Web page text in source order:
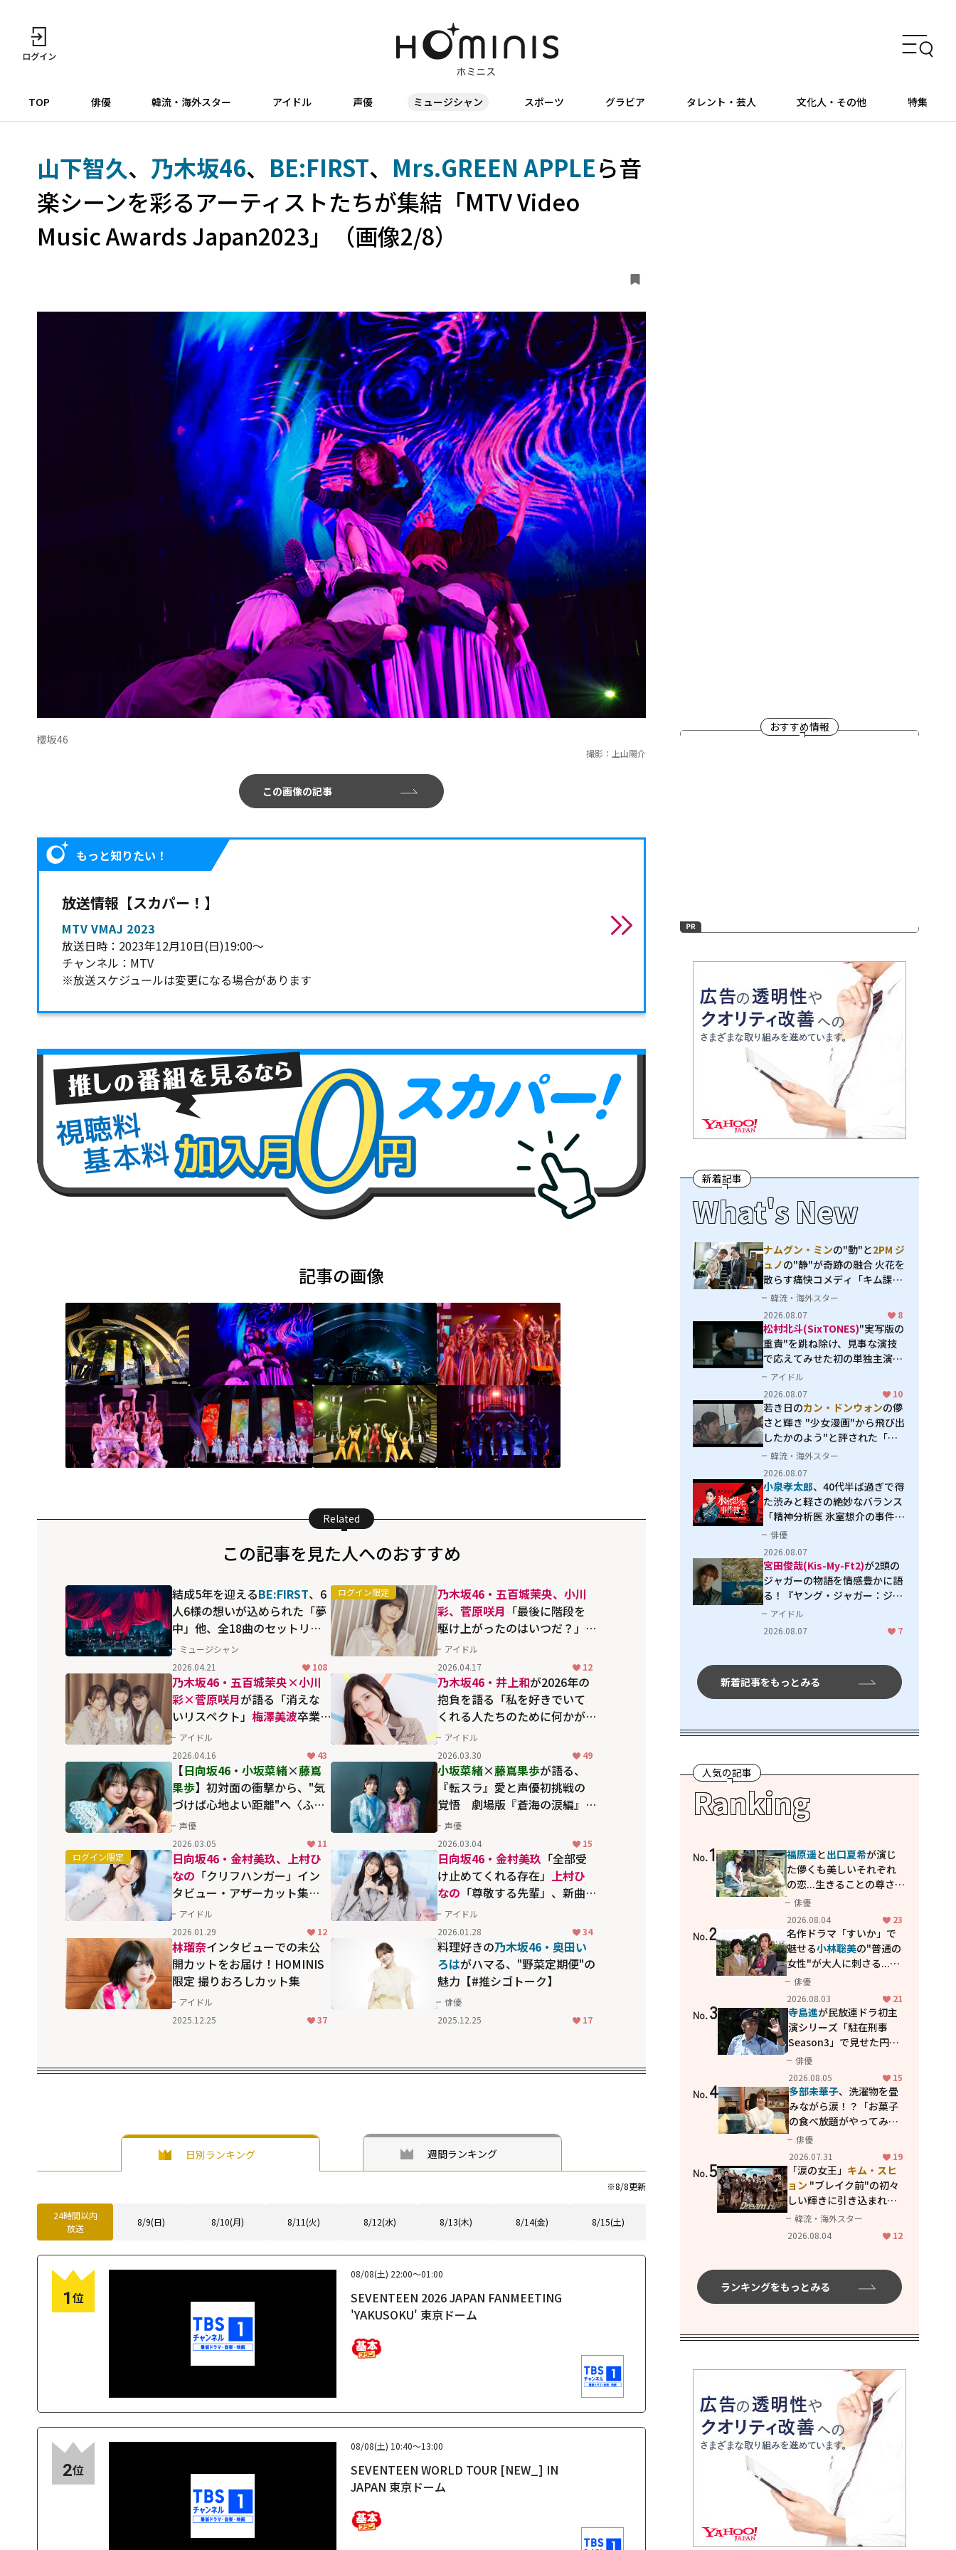
TOP 俳優 韓流・海外スター アイドル 声優 ミュージシャン スポーツ グラビア タレント・芸人 文化人・その他 特集
山下智久、 乃木坂46、 BE:FIRST、 Mrs.GREEN APPLEら音
楽シーンを彩るアーティストたちが集結「MTV Video
Music Awards Japan2023」（画像2/8）
櫻坂46
撮影：上山陽介
この画像の記事
もっと知りたい！
放送情報【スカパー！】
MTV VMAJ 2023
放送日時：2023年12月10日(日)19:00～
チャンネル：MTV
※放送スケジュールは変更になる場合があります
記事の画像
Related
この記事を見た人へのおすすめ
結成5年を迎えるBE:FIRST、6
人6様の想いが込められた「夢
中」他、全18曲のセットリス
トに魅了される伝統の「MTV
Unplugged」
ミュージシャン
2026.04.21
108
乃木坂46・五百城茉央、小川
彩、菅原咲月 「最後に階段を
駆け上がったのはいつだ？」
インタビュー・アザーカット
集【HOMINIS限定】
アイドル
2026.04.17
12
乃木坂46・五百城茉央×小川
彩×菅原咲月が語る「消えな
いリスペクト」 梅澤美波卒業
を前に誓う"グループの空気
感"の守り方【「最後に階段を
駆け上がったのはいつだ？」
インタビュー】
アイドル
2026.04.16
43
乃木坂46・井上和が2026年の
抱負を語る「私を好きでいて
くれる人たちのために何かが
できたらいいな」
アイドル
2026.03.30
49
【日向坂46 ・ 小坂菜緒×藤嶌
果歩】初対面の衝撃から、"気
づけば心地よい距離"へ〈ふた
りのこと。〉
声優
2026.03.05
11
小坂菜緒×藤嶌果歩が語る、
『転スラ』愛と声優初挑戦の
覚悟 劇場版『蒼海の涙編』
で見つけた手応え
声優
2026.03.04
15
日向坂46・金村美玖、上村ひ
なの 「クリフハンガー」イン
タビュー・アザーカット集
【HOMINIS限定】
アイドル
2026.01.29
12
日向坂46・金村美玖 「全部受
け止めてくれる存在」
上村ひ
なの 「尊敬する先輩」、新曲
「クリフハンガー」で卒業す
る松田好花 への想いを語る
アイドル
2026.01.28
34
林瑠奈インタビューでの未公
開カットをお届け！HOMINIS
限定 撮りおろしカット集
アイドル
2025.12.25
37
料理好きの乃木坂46・奥田い
ろはがハマる、"野菜定期便"の
魅力【#推シゴトーク】
俳優
2025.12.25
17
日別ランキング 週間ランキング
※8/8更新
24時間以内
放送
8/9(日) 8/10(月) 8/11(火) 8/12(水) 8/13(木) 8/14(金) 8/15(土)
1位
08/08(土) 22:00～01:00
SEVENTEEN 2026 JAPAN FANMEETING
'YAKUSOKU' 東京ドーム
2位
08/08(土) 10:40～13:00
SEVENTEEN WORLD TOUR [NEW_] IN
JAPAN 東京ドーム
おすすめ情報
新着記事
What's New
ナムグン・ミンの"動"と2PM ジ
ュノの"静"が奇跡の融合 火花を
散らす痛快コメディ「キム課長
とソ理事～Bravo! Your Life
～」
韓流・海外スター
2026.08.07
8
松村北斗(SixTONES)"実写版の
重責"を跳ね除け、見事な演技
で応えてみせた初の単独主演映
画「秒速5センチメートル」
アイドル
2026.08.07
10
若き日のカン・ドンウォンの儚
さと輝き "少女漫画"から飛び出
したかのよう"と評された「オ
オカミの誘惑」
韓流・海外スター
2026.08.07
小泉孝太郎、40代半ば過ぎで得
た渋みと軽さの絶妙なバランス
「精神分析医 氷室想介の事件簿
３」で見せる進化
俳優
2026.08.07
宮田俊哉(Kis-My-Ft2)が2頭の
ジャガーの物語を情感豊かに語
る！『ヤング・ジャガー：ジャ
ングル王への道』『ジャガーと
ウミガメの物語：熱帯林の守護
アイドル
2026.08.07
7
新着記事をもっとみる
人気の記事
Ranking
No.1 福原遥と出口夏希が演じ
た儚くも美しいそれぞれ
の恋...生きることの尊さを
教えてくれた映画「あの
花が咲く丘で、君とまた出
会えたら。」
俳優
2026.08.04
23
No.2
名作ドラマ「すいか」で
魅せる小林聡美の"普通の
女性"が大人に刺さる...映
画「かもめ食堂」にも通
じる静かな芝居
俳優
2026.08.03
21
No.3 寺島進が民放連ドラ初主
演シリーズ「駐在刑事
Season3」で見せた円熟
の演技
俳優
2026.08.05
15
No.4 多部未華子、洗濯物を畳
みながら涙！？「お菓子
の食べ放題がやってみた
い」ハンディファン4台の
暑さ対策も明かす
俳優
2026.07.31
19
No.5 「涙の女王」 キム・スヒ
ョン "ブレイク前"の初々
しい輝きに引き込まれ
る...2PM テギョン
共演の青春名作「ドリー
韓流・海外スター
2026.08.04
12
ランキングをもっとみる